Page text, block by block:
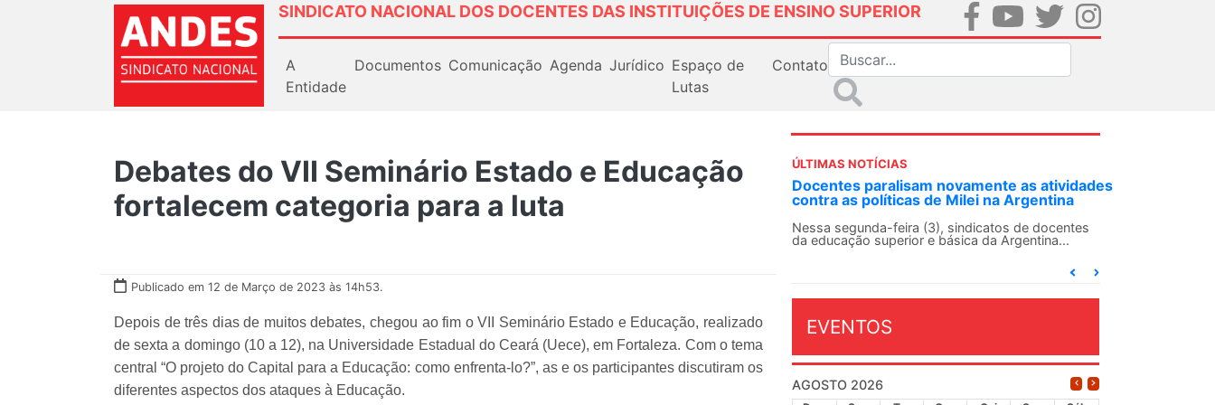
SINDICATO NACIONAL DOS DOCENTES DAS INSTITUIÇÕES DE ENSINO SUPERIOR
A
Entidade
Documentos Comunicação Agenda Jurídico Espaço de
Lutas
Contato
Debates do VII Seminário Estado e Educação
fortalecem categoria para a luta
Publicado em 12 de Março de 2023 às 14h53.
Depois de três dias de muitos debates, chegou ao fim o VII Seminário Estado e Educação, realizado
de sexta a domingo (10 a 12), na Universidade Estadual do Ceará (Uece), em Fortaleza. Com o tema
central “O projeto do Capital para a Educação: como enfrenta-lo?”, as e os participantes discutiram os
diferentes aspectos dos ataques à Educação.
ÚLTIMAS NOTÍCIAS
ANDES-SN convoca docentes para Dia de
Solidariedade Internacionalista com Cuba em
13 de agosto
O ANDES-SN conclama suas seções sindicais e o
EVENTOS